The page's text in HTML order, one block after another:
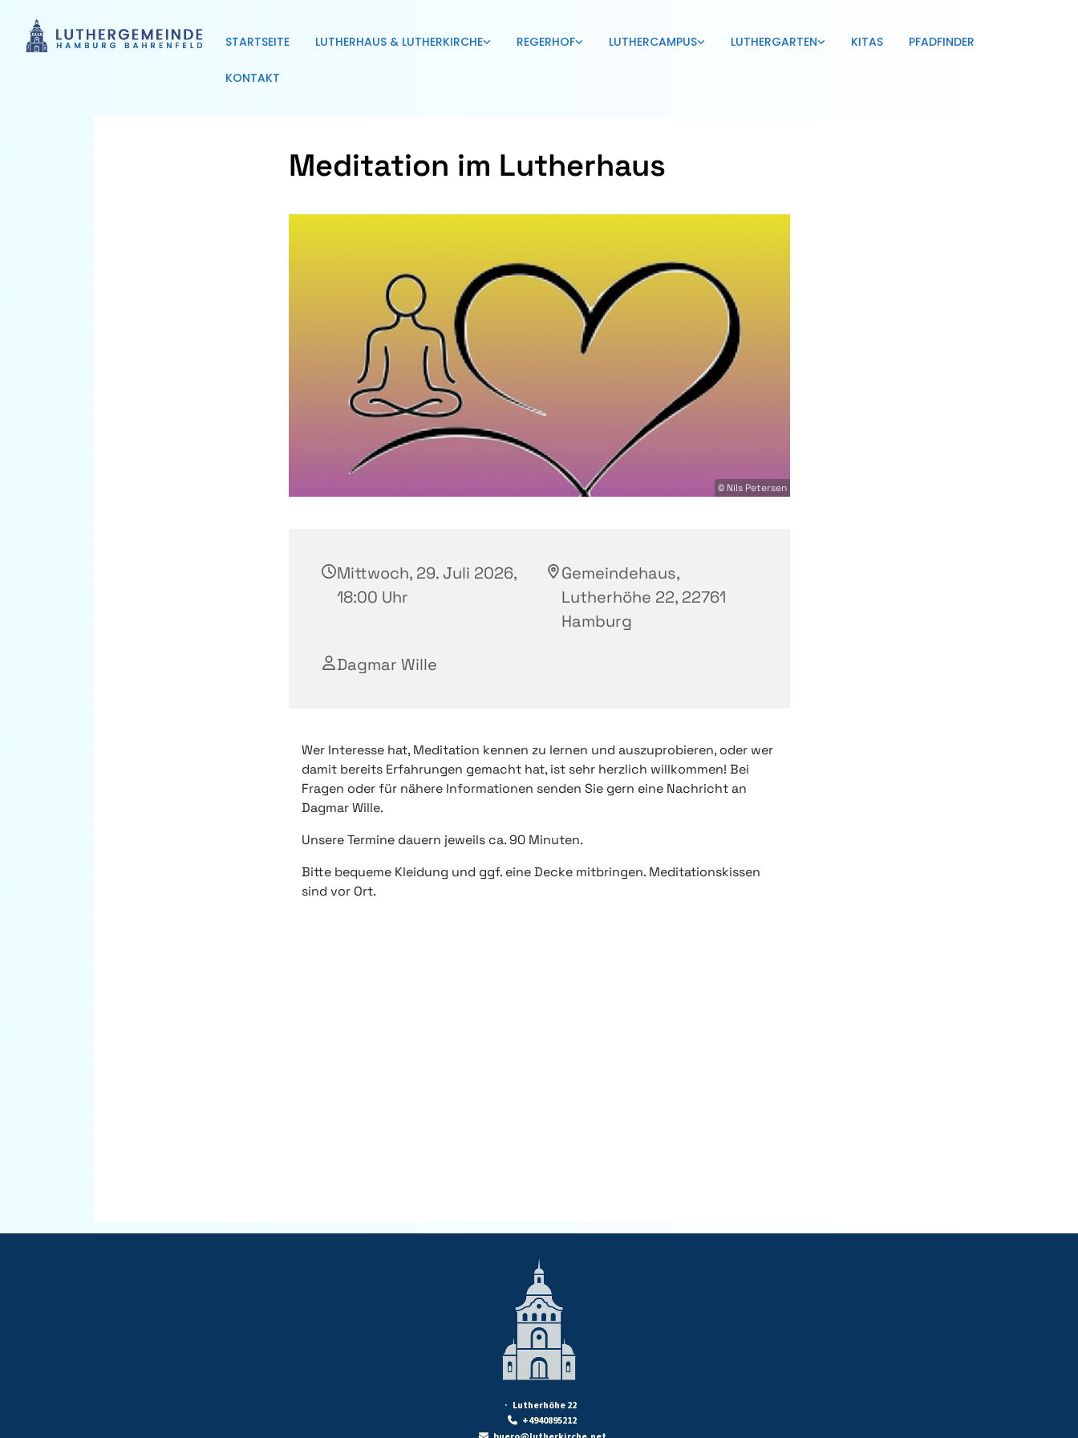
STARTSEITE LUTHERHAUS & LUTHERKIRCHE REGERHOF LUTHERCAMPUS LUTHERGARTEN KITAS PFADFINDER
KONTAKT
Meditation im Lutherhaus
© Nils Petersen
Mittwoch, 29. Juli 2026,
18:00 Uhr
Gemeindehaus,
Lutherhöhe 22, 22761
Hamburg
Dagmar Wille
Wer Interesse hat, Meditation kennen zu lernen und auszuprobieren, oder wer
damit bereits Erfahrungen gemacht hat, ist sehr herzlich willkommen! Bei
Fragen oder für nähere Informationen senden Sie gern eine Nachricht an
Dagmar Wille.
Unsere Termine dauern jeweils ca. 90 Minuten.
Bitte bequeme Kleidung und ggf. eine Decke mitbringen. Meditationskissen
sind vor Ort.
· Lutherhöhe 22
 +4940895212
